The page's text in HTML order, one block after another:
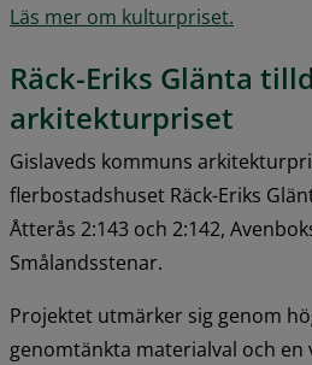
Läs mer om kulturpriset.
Räck-Eriks Glänta
arkitekturpriset
Gislaveds kommuns
flerbostadshuset Räck-Eriks
Åtterås 2:143 och 2:142,
Smålandsstenar.
Projektet utmärker sig genom
genomtänkta materialval och en